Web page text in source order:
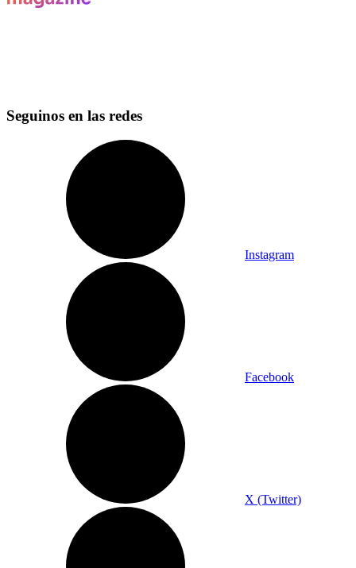
Seguinos en las redes
Instagram
Facebook
X (Twitter)